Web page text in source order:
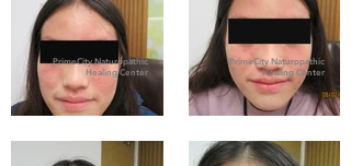
PrimeCity Naturopathic
Healing Center
PrimeCity Naturopathic
Healing Center